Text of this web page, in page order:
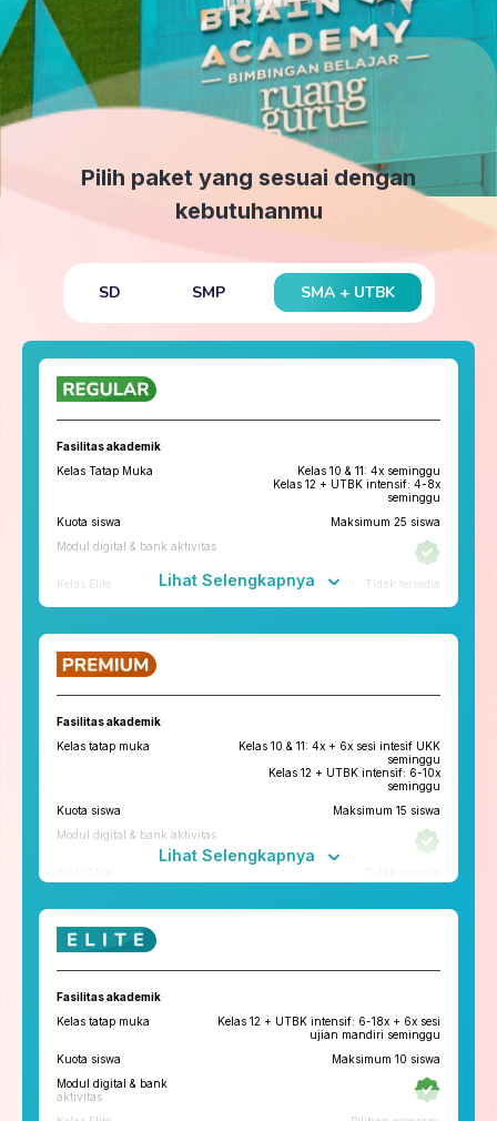
Pilih paket yang sesuai dengan
kebutuhanmu
SD SMP SMA + UTBK
Fasilitas akademik
Kelas Tatap Muka
Kelas 10 & 11: 4x seminggu
Kelas 12 + UTBK intensif: 4-8x
seminggu
Kuota siswa
Maksimum 25 siswa
Modul digital & bank aktivitas
Kelas Elite
Tidak tersedia
Fitur penunjang
ruangbelajar
roboguru
Pengembangan Diri
Konseling Privat via chat & video
Tryout
Tryout Basic & Premium
13x setahun
Lihat Selengkapnya
Fasilitas akademik
Kelas tatap muka
Kelas 10 & 11: 4x + 6x sesi intesif UKK
seminggu
Kelas 12 + UTBK intensif: 6-10x
seminggu
Kuota siswa
Maksimum 15 siswa
Modul digital & bank aktivitas
Konseling dan Kelas
Tryout
Lihat Selengkapnya
Fasilitas akademik
Kelas tatap muka
Kelas 12 + UTBK intensif: 6-18x + 6x sesi
ujian mandiri seminggu
Kuota siswa
Maksimum 10 siswa
Modul digital & bank
aktivitas